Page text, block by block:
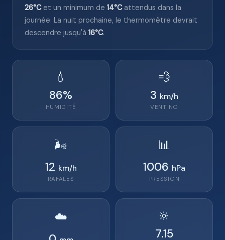
26°Cet un minimum de 14°Cattendus dans la
journée. La nuit prochaine, le thermomètre devrait
descendre jusqu'à 16°C.
💧
86%
HUMIDITÉ
💨
3 km/h
VENT NO
🌬️
12 km/h
RAFALES
📊
1006 hPa
PRESSION
☁️ 🔆
7.15